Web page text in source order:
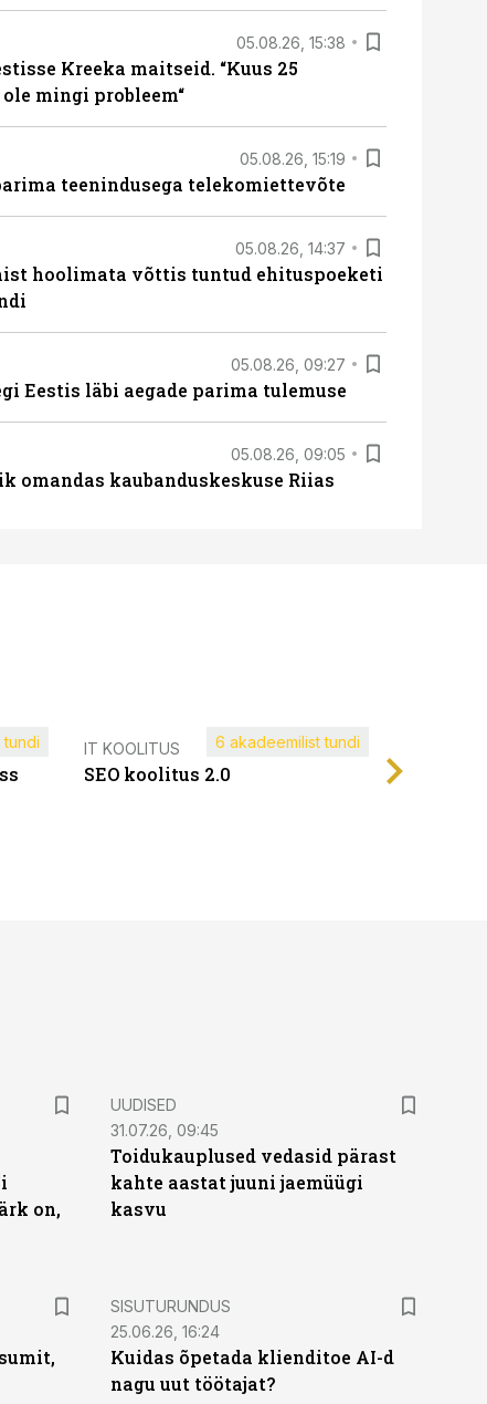
05.08.26, 15:38
Kreeka maitseid. “Kuus 25
mingi probleem“
05.08.26, 15:19
teenindusega telekomiettevõte
05.08.26, 14:37
hoolimata võttis tuntud ehituspoeketi
05.08.26, 09:27
Eestis läbi aegade parima tulemuse
05.08.26, 09:05
omandas kaubanduskeskuse Riias
IT KOOLITUS
SEO koolitus 2.0
6 akadeemilist tundi
on,
UUDISED
31.07.26, 09:45
Toidukauplused vedasid pärast
kahte aastat juuni jaemüügi
kasvu
ST
SISUTURUNDUS
25.06.26, 16:24
Kuidas õpetada klienditoe AI-d
nagu uut töötajat?